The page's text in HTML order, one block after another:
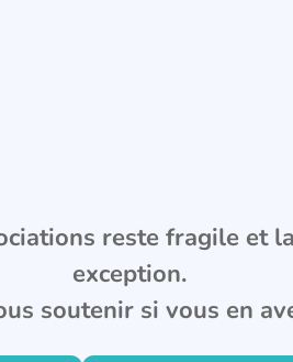
reste fragile et
exception.
soutenir si vous en